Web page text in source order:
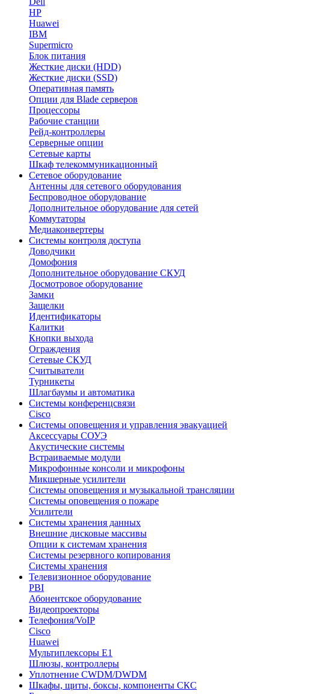
HP
Huawei
IBM
Supermicro
Блок питания
Жесткие диски (HDD)
Жесткие диски (SSD)
Оперативная память
Опции для Blade серверов
Процессоры
Рабочие станции
Рейд-контроллеры
Серверные опции
Сетевые карты
Шкаф телекоммуникационный
Сетевое оборудование
Антенны для сетевого оборудования
Беспроводное оборудование
Дополнительное оборудование для сетей
Коммутаторы
Медиаконвертеры
Системы контроля доступа
Доводчики
Домофония
Дополнительное оборудование СКУД
Досмотровое оборудование
Замки
Защелки
Идентификаторы
Калитки
Кнопки выхода
Ограждения
Сетевые СКУД
Считыватели
Турникеты
Шлагбаумы и автоматика
Системы конференцсвязи
Cisco
Системы оповещения и управления эвакуацией
Аксессуары СОУЭ
Акустические системы
Встраиваемые модули
Микрофонные консоли и микрофоны
Микшерные усилители
Системы оповещения и музыкальной трансляции
Системы оповещения о пожаре
Усилители
Системы хранения данных
Внешние дисковые массивы
Опции к системам хранения
Системы резервного копирования
Системы хранения
Телевизионное оборудование
PBI
Абонентское оборудование
Видеопроекторы
Телефония/VoIP
Cisco
Huawei
Мультиплексоры E1
Шлюзы, контроллеры
Уплотнение CWDM/DWDM
Шкафы, щиты, боксы, компоненты СКС